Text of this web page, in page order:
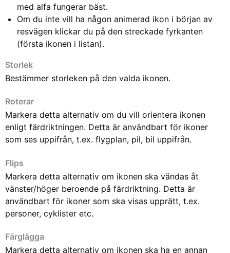
med alfa fungerar bäst.
Om du inte vill ha någon animerad ikon i början av
resvägen klickar du på den streckade fyrkanten
(första ikonen i listan).
Storlek
Bestämmer storleken på den valda ikonen.
Roterar
Markera detta alternativ om du vill orientera ikonen
enligt färdriktningen. Detta är användbart för ikoner
som ses uppifrån, t.ex. flygplan, pil, bil uppifrån.
Flips
Markera detta alternativ om ikonen ska vändas åt
vänster/höger beroende på färdriktning. Detta är
användbart för ikoner som ska visas upprätt, t.ex.
personer, cyklister etc.
Färglägga
Markera detta alternativ om ikonen ska ha en annan